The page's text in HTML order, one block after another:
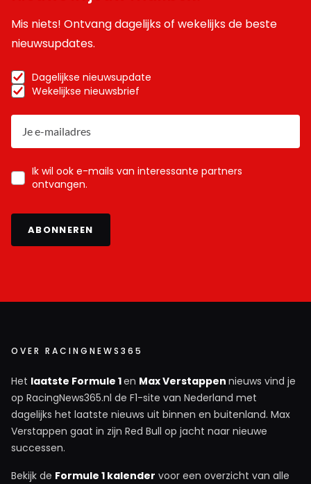
Mis niets! Ontvang dagelijks of wekelijks de beste
nieuwsupdates.
Dagelijkse nieuwsupdate
Wekelijkse nieuwsbrief
Ik wil ook e-mails van interessante partners
ontvangen.
ABONNEREN
OVER RACINGNEWS365
Het laatste Formule 1en Max Verstappen nieuws vind je
op RacingNews365.nl de F1-site van Nederland met
dagelijks het laatste nieuws uit binnen en buitenland. Max
Verstappen gaat in zijn Red Bull op jacht naar nieuwe
successen.
Bekijk de Formule 1 kalender voor een overzicht van alle